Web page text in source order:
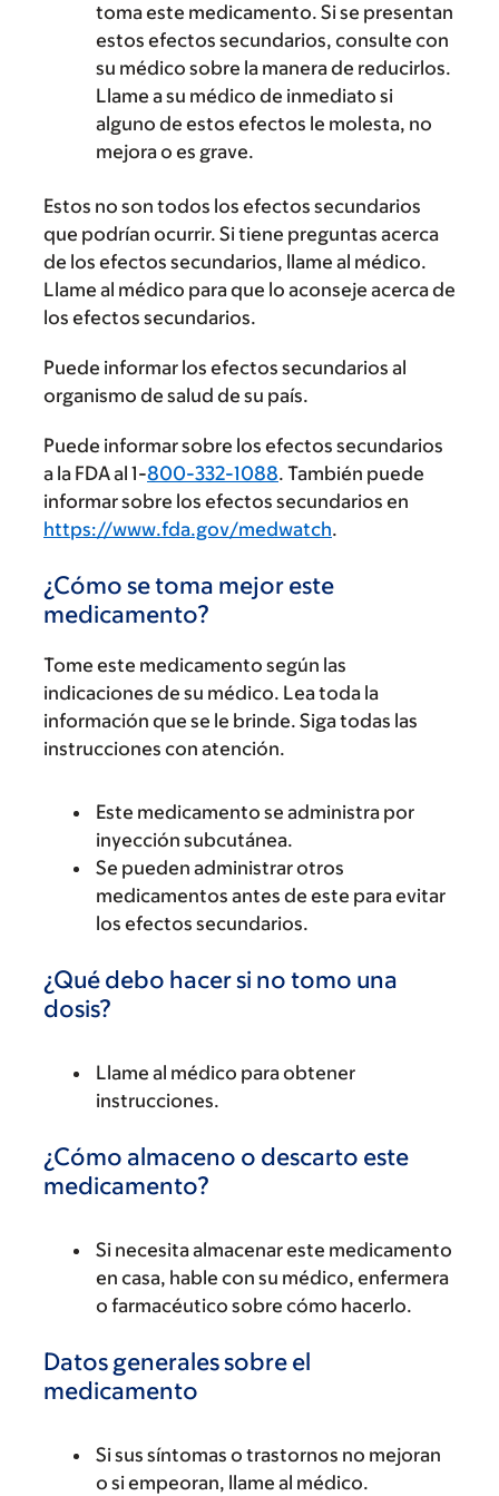
toma este medicamento. Si se presentan
estos efectos secundarios, consulte con
su médico sobre la manera de reducirlos.
Llame a su médico de inmediato si
alguno de estos efectos le molesta, no
mejora o es grave.
Estos no son todos los efectos secundarios
que podrían ocurrir. Si tiene preguntas acerca
de los efectos secundarios, llame al médico.
Llame al médico para que lo aconseje acerca de
los efectos secundarios.
Puede informar los efectos secundarios al
organismo de salud de su país.
Puede informar sobre los efectos secundarios
a la FDA al 1-800-332-1088. También puede
informar sobre los efectos secundarios en
https://www.fda.gov/medwatch.
¿Cómo se toma mejor este
medicamento?
Tome este medicamento según las
indicaciones de su médico. Lea toda la
información que se le brinde. Siga todas las
instrucciones con atención.
Este medicamento se administra por
inyección subcutánea.
Se pueden administrar otros
medicamentos antes de este para evitar
los efectos secundarios.
¿Qué debo hacer si no tomo una
dosis?
Llame al médico para obtener
instrucciones.
¿Cómo almaceno o descarto este
medicamento?
Si necesita almacenar este medicamento
en casa, hable con su médico, enfermera
o farmacéutico sobre cómo hacerlo.
Datos generales sobre el
medicamento
Si sus síntomas o trastornos no mejoran
o si empeoran, llame al médico.